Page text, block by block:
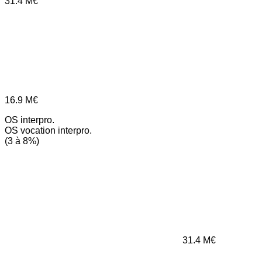
16.9 M€
OS interpro.
OS vocation interpro.
(3 à 8%)
31.4 M€